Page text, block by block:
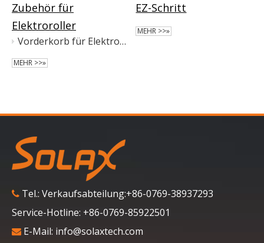
Zubehör für
Elektroroller
Vorderkorb für Elektromobilitätsroller mit Halterung
MEHR >>»
EZ-Schritt
MEHR >>»
 Tel.: Verkaufsabteilung:+86-0769-38937293
Service-Hotline: +86-0769-85922501
 E-Mail: info@solaxtech.com